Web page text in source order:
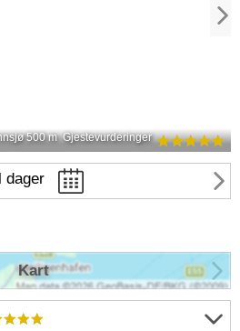
500 m Gjestevurderinger
dager
Kart